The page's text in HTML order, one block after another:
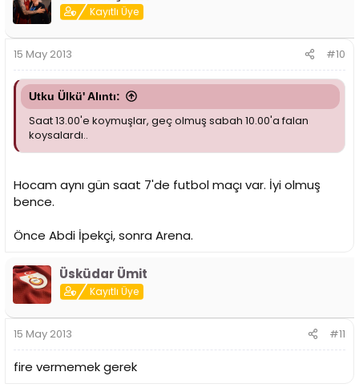
Kayıtlı Üye
15 May 2013 #10
Utku Ülkü' Alıntı:
Saat 13.00'e koymuşlar, geç olmuş sabah 10.00'a falan
koysalardı..
Hocam aynı gün saat 7'de futbol maçı var. İyi olmuş
bence.
Önce Abdi İpekçi, sonra Arena.
Üsküdar Ümit
Kayıtlı Üye
15 May 2013 #11
fire vermemek gerek